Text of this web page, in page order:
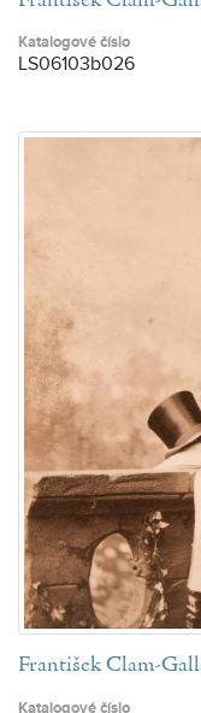
Katalogové číslo
LS06103b026
František Clam-
Katalogové číslo